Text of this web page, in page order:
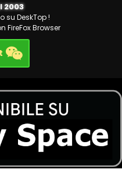
2003
su DeskTop !
FireFox Browser